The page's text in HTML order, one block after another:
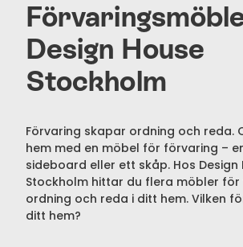
Design House
Stockholm
Förvaring skapar ordning och reda.
hem med en möbel för förvaring –
sideboard eller ett skåp. Hos Design
Stockholm hittar du flera möbler
ordning och reda i ditt hem. Vilken
ditt hem?